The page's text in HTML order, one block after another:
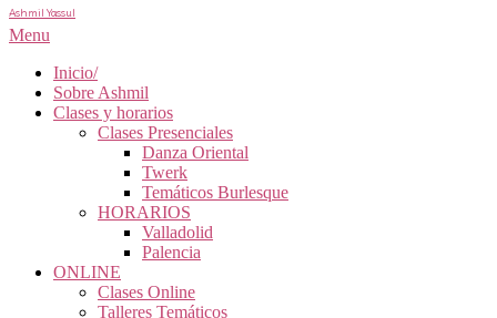
Ashmil Yassul
Menu
Inicio/
Sobre Ashmil
Clases y horarios
Clases Presenciales
Danza Oriental
Twerk
Temáticos Burlesque
HORARIOS
Valladolid
Palencia
ONLINE
Clases Online
Talleres Temáticos